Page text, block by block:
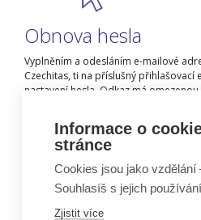
Obnova hesla
Vyplněním a odesláním e-mailové
Czechitas, ti na příslušný
nastavení hesla. Odkaz má
Zadej svůj přihlašovací e-mail.
Informace o
stránce
Cookies jsou jako vzdělání
Souhlasíš s jejich
Zjistit více